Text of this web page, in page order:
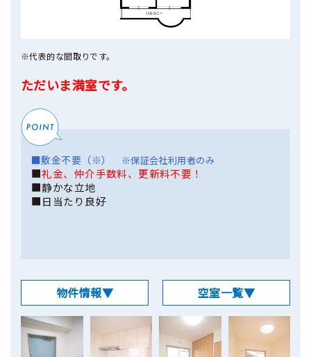
※代表的な間取りです。
ただいま満室です。
■敷金不要（※） ※保証会社利用者のみ
■礼金、仲介手数料、更新料不要！
■静かな立地
■日当たり良好
物件情報▼ 空室一覧▼